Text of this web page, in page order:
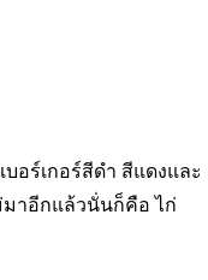
อร์เกอร์สีดำ สีแดงและ
มาอีกแล้วนั่นก็คือ ไก่